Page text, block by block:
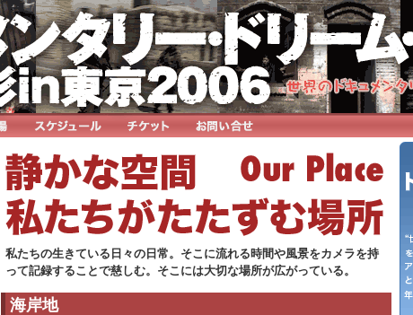
私たちの生きている日々の日常。そこに流れる時間や風景をカメラを持
って記録することで慈しむ。そこには大切な場所が広がっている。
海岸地